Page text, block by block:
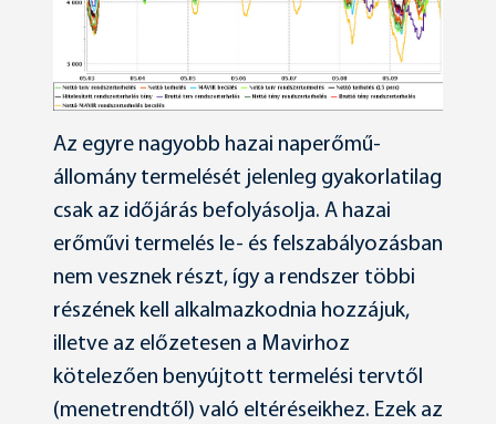
Az egyre nagyobb hazai naperőmű-
állomány termelését jelenleg gyakorlatilag
csak az időjárás befolyásolja. A hazai
erőművi termelés le- és felszabályozásban
nem vesznek részt, így a rendszer többi
részének kell alkalmazkodnia hozzájuk,
illetve az előzetesen a Mavirhoz
kötelezően benyújtott termelési tervtől
(menetrendtől) való eltéréseikhez. Ezek az